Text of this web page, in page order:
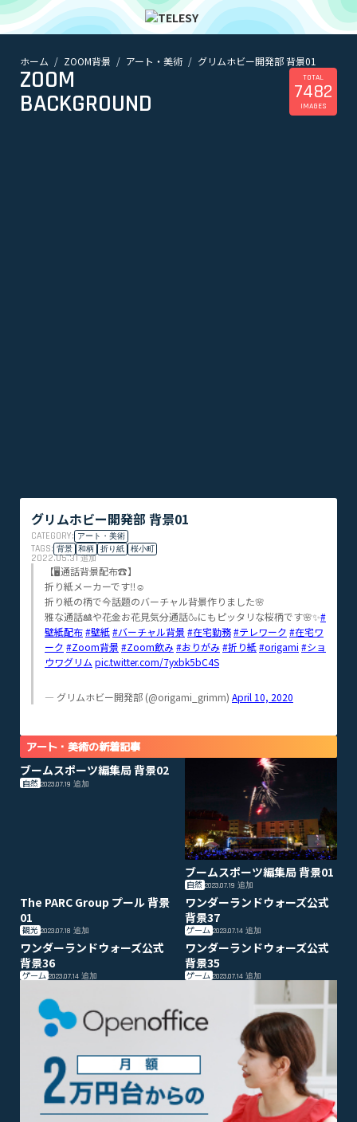
ホーム
ホーム ZOOM背景 アート・美術 グリムホビー開発部 背景01
ZOOM
BACKGROUND
TOTAL
7482
IMAGES
グリムホビー開発部 背景01
CATEGORY: アート・美術
TAGS: 背景 和柄 折り紙 桜小町
2022.05.31追加
【🖥通話背景配布☎️】
折り紙メーカーです‼️☺️
折り紙の柄で今話題のバーチャル背景作りました🌸
雅な通話🎎や花金お花見気分通話🍶にもピッタリな桜柄です🌸✨#
壁紙配布#壁紙#バーチャル背景 #在宅勤務#テレワーク #在宅ワ
ーク #Zoom背景 #Zoom飲み #おりがみ #折り紙#origami #ショ
ウワグリム pic.twitter.com/7yxbk5bC4S
— グリムホビー開発部 (@origami_grimm) April 10, 2020
アート・美術の新着記事
ブームスポーツ編集局 背景02
自然 2023.07.19 追加
ブームスポーツ編集局 背景01
自然 2023.07.19追加
The PARC Group プール 背景
01
観光 2023.07.18 追加
ワンダーランドウォーズ公式
背景37
ゲーム 2023.07.14追加
ワンダーランドウォーズ公式
背景36
ゲーム 2023.07.14 追加
ワンダーランドウォーズ公式
背景35
ゲーム 2023.07.14追加